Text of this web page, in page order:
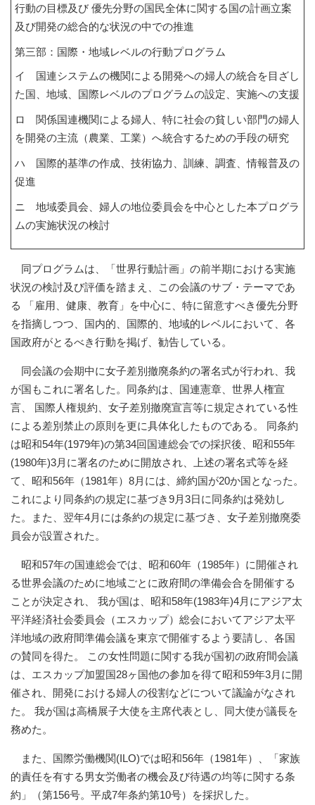
行動の目標及び 優先分野の国民全体に関する国の計画立案
及び開発の総合的な状況の中での推進
第三部：国際・地域レベルの行動プログラム
イ 国連システムの機関による開発への婦人の統合を目ざし
た国、地域、国際レベルのプログラムの設定、実施への支援
ロ 関係国連機関による婦人、特に社会の貧しい部門の婦人
を開発の主流（農業、工業）へ統合するための手段の研究
ハ 国際的基準の作成、技術協力、訓練、調査、情報普及の
促進
ニ 地域委員会、婦人の地位委員会を中心とした本プログラ
ムの実施状況の検討
同プログラムは、「世界行動計画」の前半期における実施
状況の検討及び評価を踏まえ、この会議のサブ・テーマであ
る 「雇用、健康、教育」を中心に、特に留意すべき優先分野
を指摘しつつ、国内的、国際的、地域的レベルにおいて、各
国政府がとるべき行動を掲げ、勧告している。
同会議の会期中に女子差別撤廃条約の署名式が行われ、我
が国もこれに署名した。同条約は、国連憲章、世界人権宣
言、 国際人権規約、女子差別撤廃宣言等に規定されている性
による差別禁止の原則を更に具体化したものである。 同条約
は昭和54年(1979年)の第34回国連総会での採択後、昭和55年
(1980年)3月に署名のために開放され、上述の署名式等を経
て、昭和56年（1981年）8月には、締約国が20か国となった。
これにより同条約の規定に基づき9月3日に同条約は発効し
た。また、翌年4月には条約の規定に基づき、女子差別撤廃委
員会が設置された。
昭和57年の国連総会では、昭和60年（1985年）に開催され
る世界会議のために地域ごとに政府間の準備会合を開催する
ことが決定され、 我が国は、昭和58年(1983年)4月にアジア太
平洋経済社会委員会（エスカップ）総会においてアジア太平
洋地域の政府間準備会議を東京で開催するよう要請し、各国
の賛同を得た。 この女性問題に関する我が国初の政府間会議
は、エスカップ加盟国28ヶ国他の参加を得て昭和59年3月に開
催され、開発における婦人の役割などについて議論がなされ
た。 我が国は高橋展子大使を主席代表とし、同大使が議長を
務めた。
また、国際労働機関(ILO)では昭和56年（1981年）、「家族
的責任を有する男女労働者の機会及び待遇の均等に関する条
約」（第156号。平成7年条約第10号）を採択した。